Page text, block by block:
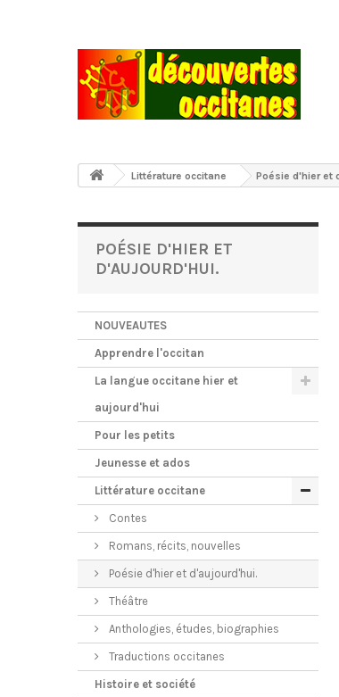
Littérature occitane Poésie d'hier et
POÉSIE D'HIER ET
D'AUJOURD'HUI.
NOUVEAUTES
Apprendre l'occitan
La langue occitane hier et
aujourd'hui
Pour les petits
Jeunesse et ados
Littérature occitane
Contes
Romans, récits, nouvelles
Poésie d'hier et d'aujourd'hui.
Théâtre
Anthologies, études, biographies
Traductions occitanes
Histoire et société